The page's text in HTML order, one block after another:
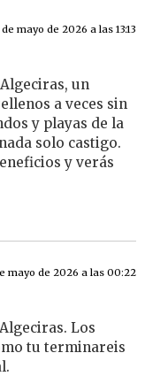
de mayo de 2026 a las 13:13
un
a veces sin
y playas de la
solo castigo.
y verás
mayo de 2026 a las 00:22
Los
tu terminareis